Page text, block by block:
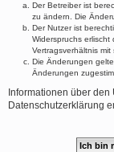
Der Betreiber ist
zu ändern. Die
Der Nutzer ist
Widerspruchs
Vertragsverhältnis mit
Die Änderungen
Änderungen
Informationen über
Datenschutzerklärung